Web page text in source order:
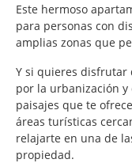
Este hermoso
para personas con
amplias zonas que
Y si quieres disfrutar
por la urbanización
paisajes que te
áreas turísticas
relajarte en una de
propiedad.